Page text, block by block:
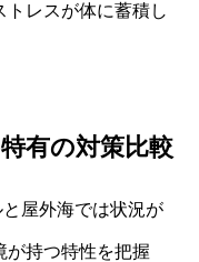
トレスが体に蓄積し
有の対策比較
屋外海では状況が
が持つ特性を把握